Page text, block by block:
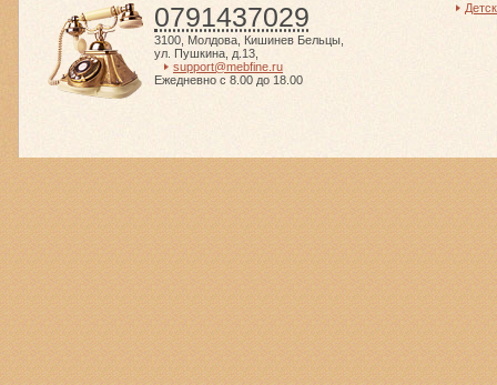
0791437029
3100 Молдова Кишинев Бельцы
ул. Пушкина, д.13
support@mebfine.ru
Ежедневно с 8.00 до 18.00